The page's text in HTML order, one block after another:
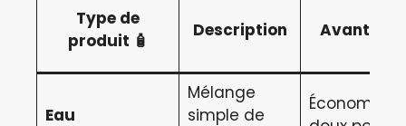
Type de
produit 🧴
Description
Eau
Mélange
simple de